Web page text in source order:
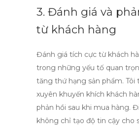
3. Đánh giá và
từ khách hàng
Đánh giá tích cực từ khách
trong những yếu tố quan
tăng thứ hạng sản phẩm. Tôi
xuyên khuyến khích khách
phản hồi sau khi mua hàng.
không chỉ tạo độ tin cậy cho